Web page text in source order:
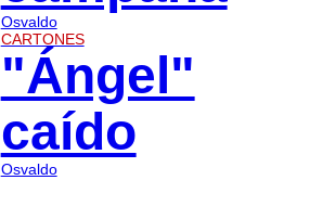
Osvaldo
CARTONES
"Ángel"
caído
Osvaldo